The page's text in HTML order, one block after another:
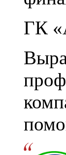
ГК